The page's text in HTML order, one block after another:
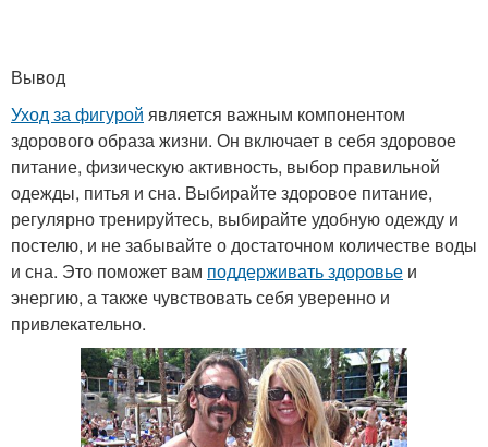
Вывод
Уход за фигурой является важным компонентом
здорового образа жизни. Он включает в себя здоровое
питание, физическую активность, выбор правильной
одежды, питья и сна. Выбирайте здоровое питание,
регулярно тренируйтесь, выбирайте удобную одежду и
постелю, и не забывайте о достаточном количестве воды
и сна. Это поможет вам поддерживать здоровье и
энергию, а также чувствовать себя уверенно и
привлекательно.